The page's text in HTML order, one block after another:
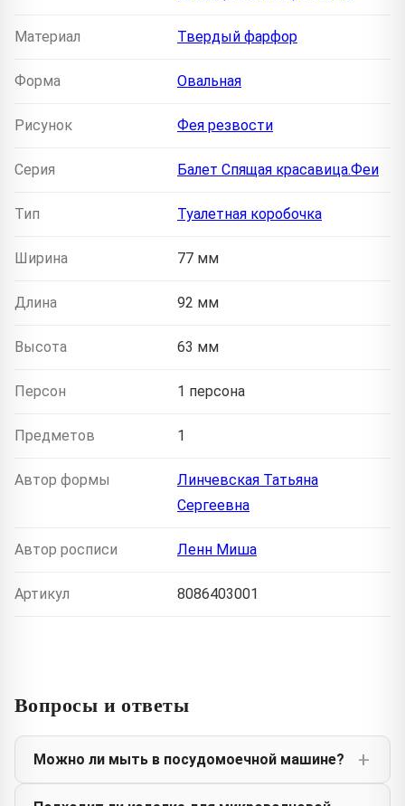
Материал Твердый фарфор
Форма Овальная
Рисунок Фея резвости
Серия Балет Спящая красавица.Феи
Тип Туалетная коробочка
Ширина 77 мм
Длина 92 мм
Высота 63 мм
Персон 1 персона
Предметов 1
Автор формы
Линчевская Татьяна
Сергеевна
Автор росписи Ленн Миша
Артикул 8086403001
Вопросы и ответы
Можно ли мыть в посудомоечной машине?